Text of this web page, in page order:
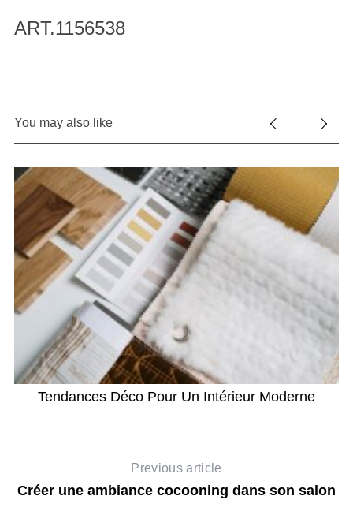
ART.1156538
You may also like
Tendances Déco Pour Un Intérieur Moderne
Previous article
Créer une ambiance cocooning dans son salon